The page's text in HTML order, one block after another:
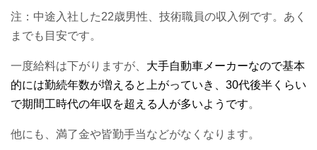
注：中途入社した22歳男性、技術職員の収入例です。あく
までも目安です。
一度給料は下がりますが、 大手自動車メーカーなので基本
的には勤続年数が増えると上がっていき、30代後半くらい
で期間工時代の年収を超える人が多いようです。
他にも、満了金や皆勤手当などがなくなります。